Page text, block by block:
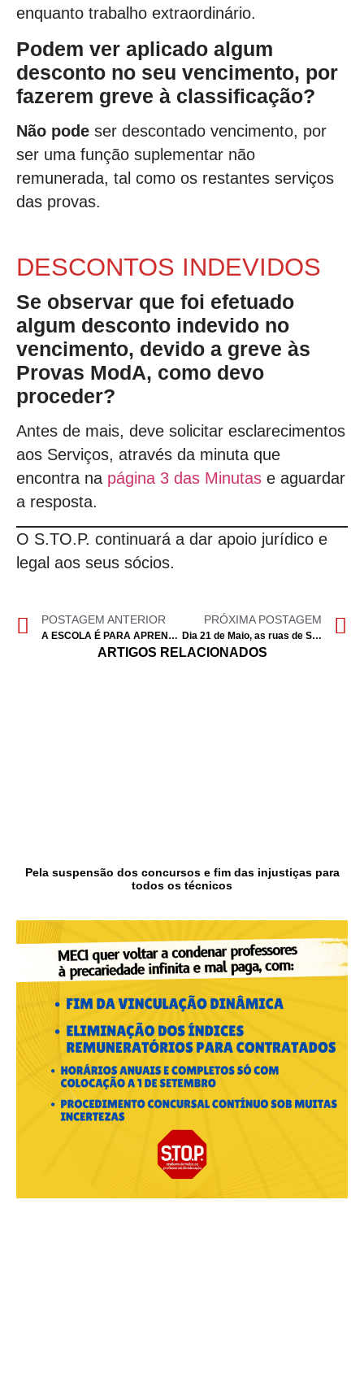
enquanto trabalho extraordinário.
Podem ver aplicado algum
desconto no seu vencimento, por
fazerem greve à classificação?
Não pode ser descontado vencimento, por
ser uma função suplementar não
remunerada, tal como os restantes serviços
das provas.
DESCONTOS INDEVIDOS
Se observar que foi efetuado
algum desconto indevido no
vencimento, devido a greve às
Provas ModA, como devo
proceder?
Antes de mais, deve solicitar esclarecimentos
aos Serviços, através da minuta que
encontra na página 3 das Minutas e aguardar
a resposta.
O S.TO.P. continuará a dar apoio jurídico e
legal aos seus sócios.
POSTAGEM ANTERIOR
A ESCOLA É PARA APRENDER E NÃO PARA ADOECER!
PRÓXIMA POSTAGEM
Dia 21 de Maio, as ruas de Setúbal voltaram a encher-se com centenas de Profissionais da Educação
ARTIGOS RELACIONADOS
Pela suspensão dos concursos e fim das injustiças para
todos os técnicos